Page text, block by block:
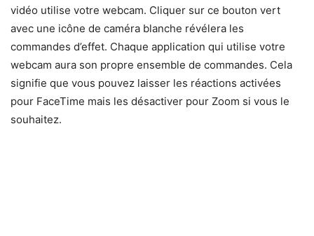
vidéo utilise votre webcam. Cliquer sur ce bouton vert
avec une icône de caméra blanche révélera les
commandes d’effet. Chaque application qui utilise votre
webcam aura son propre ensemble de commandes. Cela
signifie que vous pouvez laisser les réactions activées
pour FaceTime mais les désactiver pour Zoom si vous le
souhaitez.